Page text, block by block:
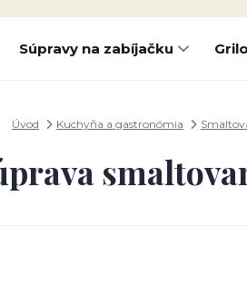
Súpravy na zabíjačku
Úvod Kuchyňa a gastronómia